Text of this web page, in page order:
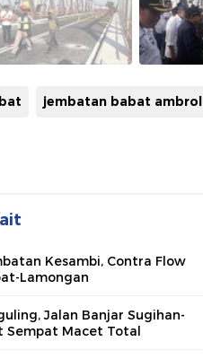
jembatan babat ambrol
Kesambi, Contra Flow
Lamongan
Jalan Banjar Sugihan-
Sempat Macet Total